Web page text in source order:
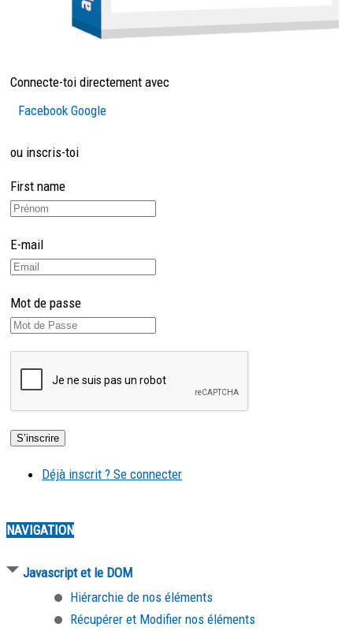
Connecte-toi directement avec
Facebook Google
ou inscris-toi
First name
E-mail
Mot de passe
Déjà inscrit ? Se connecter
NAVIGATION
Javascript et le DOM
Hiérarchie de nos éléments
Récupérer et Modifier nos éléments